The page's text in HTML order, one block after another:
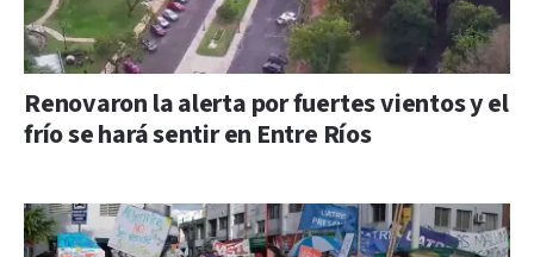
Renovaron la alerta por fuertes vientos y el
frío se hará sentir en Entre Ríos